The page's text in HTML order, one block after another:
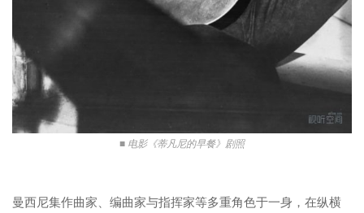
■ 电影《蒂凡尼的早餐》剧照
曼西尼集作曲家、编曲家与指挥家等多重角色于一身，在纵横